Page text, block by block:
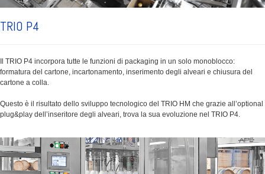
TRIO P4
Il TRIO P4 incorpora tutte le funzioni di packaging in un solo monoblocco:
formatura del cartone, incartonamento, inserimento degli alveari e chiusura del
cartone a colla.
Questo è il risultato dello sviluppo tecnologico del TRIO HM che grazie all’optional
plug&play dell’inseritore degli alveari, trova la sua evoluzione nel TRIO P4.